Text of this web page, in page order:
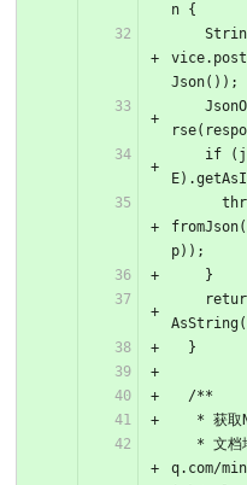
n {
Json());
p));
    }
  }
  /**
*
q.com/